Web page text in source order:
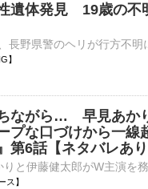
遺体発見 19歳の不
】
ながら… 早見あか
プな口づけから一線
第6話【ネタバレあり
】